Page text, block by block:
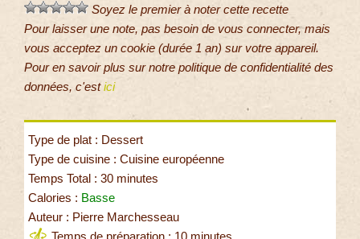
Soyez le premier à noter cette recette
Pour laisser une note, pas besoin de vous connecter, mais
vous acceptez un cookie (durée 1 an) sur votre appareil.
Pour en savoir plus sur notre politique de confidentialité des
données, c'estici
Type de plat : Dessert
Type de cuisine : Cuisine européenne
Temps Total : 30 minutes
Calories : Basse
Auteur : Pierre Marchesseau
Temps de préparation : 10 minutes